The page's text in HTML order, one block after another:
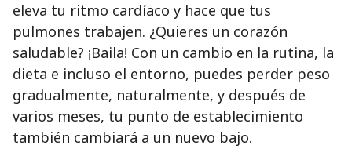
eleva tu ritmo cardíaco y hace que tus
pulmones trabajen. ¿Quieres un corazón
saludable? ¡Baila! Con un cambio en la rutina, la
dieta e incluso el entorno, puedes perder peso
gradualmente, naturalmente, y después de
varios meses, tu punto de establecimiento
también cambiará a un nuevo bajo.